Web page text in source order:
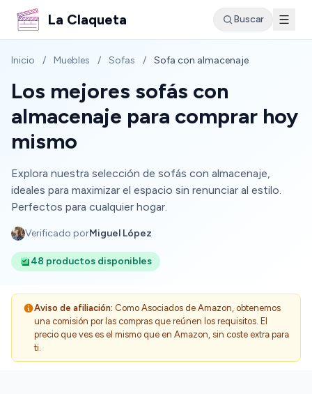
La Claqueta Buscar
Inicio / Muebles / Sofas / Sofa con almacenaje
Los mejores sofás con
almacenaje para comprar hoy
mismo
Explora nuestra selección de sofás con almacenaje,
ideales para maximizar el espacio sin renunciar al estilo.
Perfectos para cualquier hogar.
Verificado porMiguel López
48 productos disponibles
Aviso de afiliación: Como Asociados de Amazon, obtenemos
una comisión por las compras que reúnen los requisitos. El
precio que ves es el mismo que en Amazon, sin coste extra para
ti.